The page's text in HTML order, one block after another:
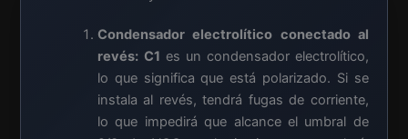
Condensador electrolítico conectado al
revés: C1 es un condensador electrolítico,
lo que significa que está polarizado. Si se
instala al revés, tendrá fugas de corriente,
lo que impedirá que alcance el umbral de